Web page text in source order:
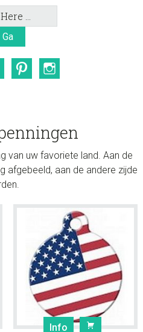
FacebookPinterest
van uw favoriete land. Aan de
afgebeeld, aan de andere zijde
Info